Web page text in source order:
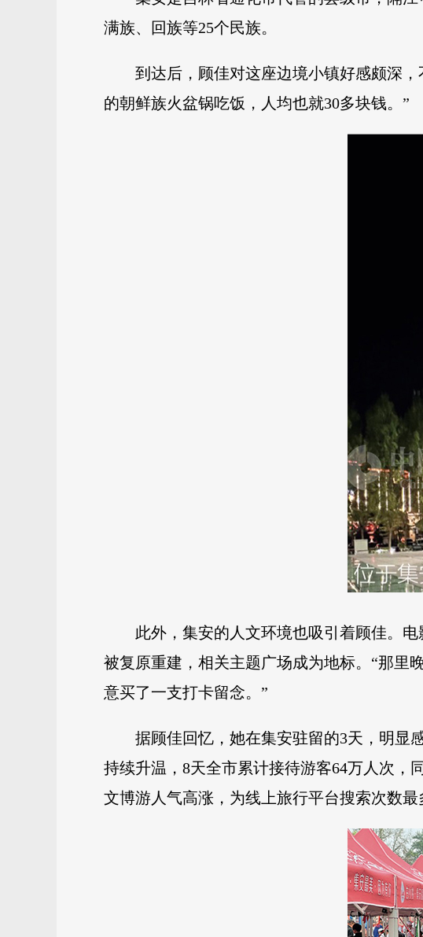
满族、回族等25个民族。
到达后，顾佳对这座边境小镇好感颇深
的朝鲜族火盆锅吃饭，人均也就30多块钱。”
此外，集安的人文环境也吸引着顾佳。
被复原重建，相关主题广场成为地标。“那里
意买了一支打卡留念。”
据顾佳回忆，她在集安驻留的3天，明显
持续升温，8天全市累计接待游客64万人次，
文博游人气高涨，为线上旅行平台搜索次数最